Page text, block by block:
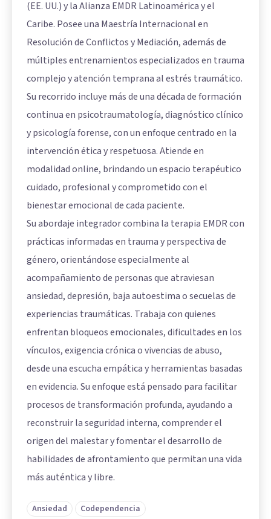
(EE. UU.) y la Alianza EMDR Latinoamérica y el
Caribe. Posee una Maestría Internacional en
Resolución de Conflictos y Mediación, además de
múltiples entrenamientos especializados en trauma
complejo y atención temprana al estrés traumático.
Su recorrido incluye más de una década de formación
continua en psicotraumatología, diagnóstico clínico
y psicología forense, con un enfoque centrado en la
intervención ética y respetuosa. Atiende en
modalidad online, brindando un espacio terapéutico
cuidado, profesional y comprometido con el
bienestar emocional de cada paciente.
Su abordaje integrador combina la terapia EMDR con
prácticas informadas en trauma y perspectiva de
género, orientándose especialmente al
acompañamiento de personas que atraviesan
ansiedad, depresión, baja autoestima o secuelas de
experiencias traumáticas. Trabaja con quienes
enfrentan bloqueos emocionales, dificultades en los
vínculos, exigencia crónica o vivencias de abuso,
desde una escucha empática y herramientas basadas
en evidencia. Su enfoque está pensado para facilitar
procesos de transformación profunda, ayudando a
reconstruir la seguridad interna, comprender el
origen del malestar y fomentar el desarrollo de
habilidades de afrontamiento que permitan una vida
más auténtica y libre.
Ansiedad
Codependencia